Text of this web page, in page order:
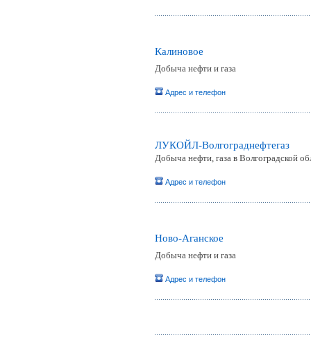
Калиновое
Добыча нефти и газа
Адрес и телефон
ЛУКОЙЛ-Волгограднефтегаз
Добыча нефти, газа в Волгоградской
Адрес и телефон
Ново-Аганское
Добыча нефти и газа
Адрес и телефон